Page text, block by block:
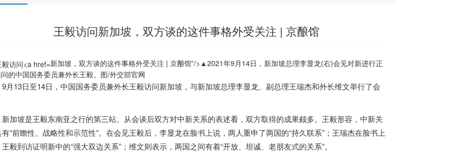
王毅访问新加坡，双方谈的这件事格外受关注 | 京酿馆
新加坡，双方谈的这件事格外受关注 | 京酿馆”/> ▲2021年9月14日， 新加坡总理李显龙(右)会见对新进行正
的中国国务委员兼外长王毅。 图/外交部官网
9月13日至14日，中国国务委员兼外长王毅访问新加坡 ，与新加坡总理李显龙、副总理王瑞杰和外长维文举行了会
新加坡是王毅东南亚之行的第三站。从会谈后双方对中新关系的表述看，双方取得的成果颇多。王毅形容，中新关
有“前瞻性、战略性和示范性”。在会见王毅后，李显龙在脸书上说，两人重申了两国的“持久联系”；王瑞杰在脸书上
毅到访证明新中的“强大双边关系”；维文则表示，两国之间有着“开放、坦诚、老朋友式的关系”。